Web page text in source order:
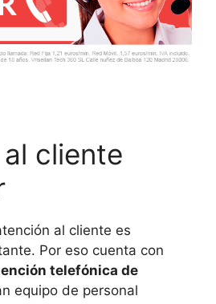
cliente
al cliente es
Por eso cuenta con
telefónica de
equipo de personal